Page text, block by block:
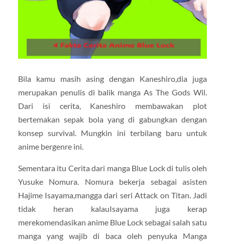
Bila kamu masih asing dengan Kaneshiro,dia juga
merupakan penulis di balik manga As The Gods Wil.
Dari isi cerita, Kaneshiro membawakan plot
bertemakan sepak bola yang di gabungkan dengan
konsep survival. Mungkin ini terbilang baru untuk
anime bergenre ini.
Sementara itu Cerita dari manga Blue Lock di tulis oleh
Yusuke Nomura. Nomura bekerja sebagai asisten
Hajime Isayama,mangga dari seri Attack on Titan. Jadi
tidak heran kalauIsayama juga kerap
merekomendasikan anime Blue Lock sebagai salah satu
manga yang wajib di baca oleh penyuka Manga